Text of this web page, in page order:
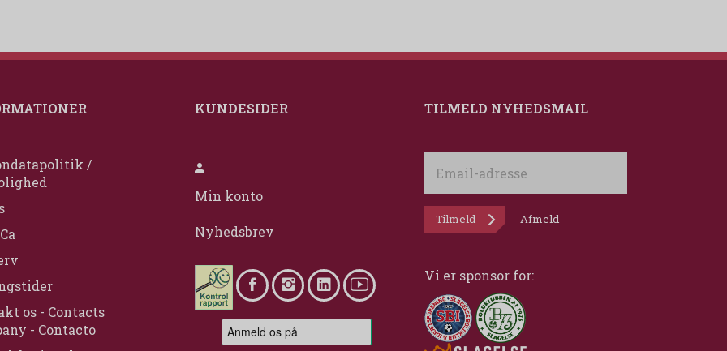
/
os - Contacts
- Contacto
KUNDESIDER
Min konto
Nyhedsbrev
TILMELD NYHEDSMAIL
adresse
Tilmeld Afmeld
Vi er sponsor for: